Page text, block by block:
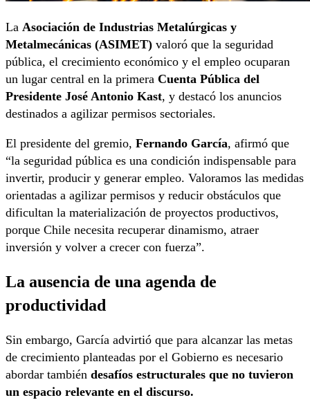
La Asociación de Industrias Metalúrgicas y
Metalmecánicas (ASIMET) valoró que la seguridad
pública, el crecimiento económico y el empleo ocuparan
un lugar central en la primera Cuenta Pública del
Presidente José Antonio Kast, y destacó los anuncios
destinados a agilizar permisos sectoriales.
El presidente del gremio, Fernando García, afirmó que
“la seguridad pública es una condición indispensable para
invertir, producir y generar empleo. Valoramos las medidas
orientadas a agilizar permisos y reducir obstáculos que
dificultan la materialización de proyectos productivos,
porque Chile necesita recuperar dinamismo, atraer
inversión y volver a crecer con fuerza”.
La ausencia de una agenda de
productividad
Sin embargo, García advirtió que para alcanzar las metas
de crecimiento planteadas por el Gobierno es necesario
abordar también desafíos estructurales que no tuvieron
un espacio relevante en el discurso.